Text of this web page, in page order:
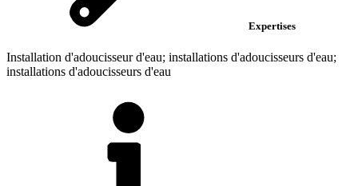
Expertises
Installation d'adoucisseur d'eau; installations d'adoucisseurs d'eau;
installations d'adoucisseurs d'eau